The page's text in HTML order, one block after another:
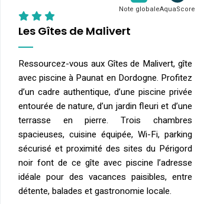
Les Gîtes de Malivert
Note globaleAquaScore
Ressourcez-vous aux Gîtes de Malivert, gîte
avec piscine à Paunat en Dordogne. Profitez
d’un cadre authentique, d’une piscine privée
entourée de nature, d’un jardin fleuri et d’une
terrasse en pierre. Trois chambres
spacieuses, cuisine équipée, Wi-Fi, parking
sécurisé et proximité des sites du Périgord
noir font de ce gîte avec piscine l’adresse
idéale pour des vacances paisibles, entre
détente, balades et gastronomie locale.